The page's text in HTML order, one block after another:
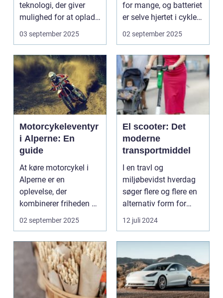
teknologi, der giver
mulighed for at oplade
uden...
03 september 2025
for mange, og batteriet
er selve hjertet i cyklen.
Et go...
02 september 2025
Motorcykeleventyr
i Alperne: En
guide
At køre motorcykel i
Alperne er en
oplevelse, der
kombinerer friheden på
to hjul med no...
02 september 2025
El scooter: Det
moderne
transportmiddel
I en travl og
miljøbevidst hverdag
søger flere og flere en
alternativ form for
transport. El scooter...
12 juli 2024